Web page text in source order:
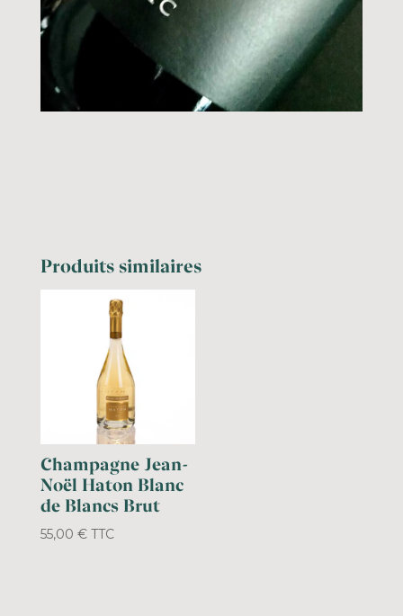
Produits similaires
Champagne Jean-
Noël Haton Blanc
de Blancs Brut
55,00 € TTC